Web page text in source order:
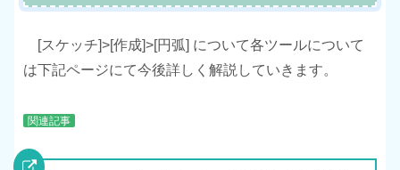
[スケッチ]>[作成]>[円弧] について各ツールについて
は下記ページにて今後詳しく解説していきます。
関連記事